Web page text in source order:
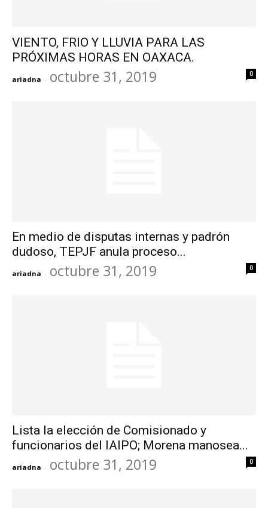
VIENTO, FRIO Y LLUVIA PARA LAS
PRÓXIMAS HORAS EN OAXACA.
ariadna - octubre 31, 2019 0
En medio de disputas internas y padrón
dudoso, TEPJF anula proceso...
ariadna - octubre 31, 2019 0
Lista la elección de Comisionado y
funcionarios del IAIPO; Morena manosea...
ariadna - octubre 31, 2019 0